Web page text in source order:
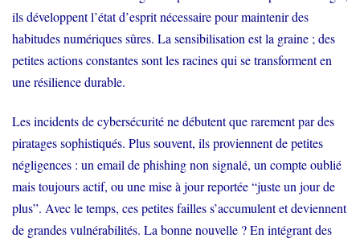
ils développent l’état d’esprit nécessaire pour maintenir des
habitudes numériques sûres. La sensibilisation est la graine ; des
petites actions constantes sont les racines qui se transforment en
une résilience durable.
Les incidents de cybersécurité ne débutent que rarement par des
piratages sophistiqués. Plus souvent, ils proviennent de petites
négligences : un email de phishing non signalé, un compte oublié
mais toujours actif, ou une mise à jour reportée “juste un jour de
plus”. Avec le temps, ces petites failles s’accumulent et deviennent
de grandes vulnérabilités. La bonne nouvelle ? En intégrant des